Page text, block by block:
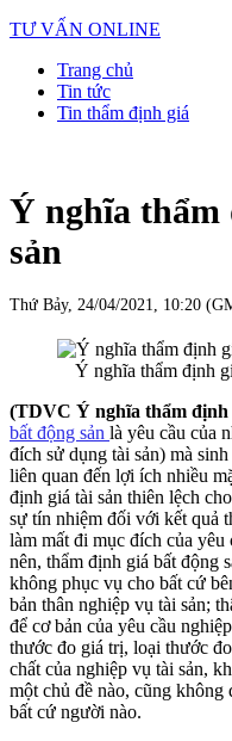
TƯ VẤN ONLINE
Trang chủ
Tin tức
Tin thẩm định giá
Ý nghĩa thẩm
sản
Thứ Bảy, 24/04/2021, 10:20
Ý nghĩa thẩm định
(TDVC Ý nghĩa thẩm định
bất động sản là yêu cầu của
đích sử dụng tài sản) mà
liên quan đến lợi ích nhiều
định giá tài sản thiên lệch
sự tín nhiệm đối với kết quả
làm mất đi mục đích của
nên, thẩm định giá bất động
không phục vụ cho bất cứ
bản thân nghiệp vụ tài sản;
để cơ bản của yêu cầu
thước đo giá trị, loại thước
chất của nghiệp vụ tài sản,
một chủ đề nào, cũng không
bất cứ người nào.